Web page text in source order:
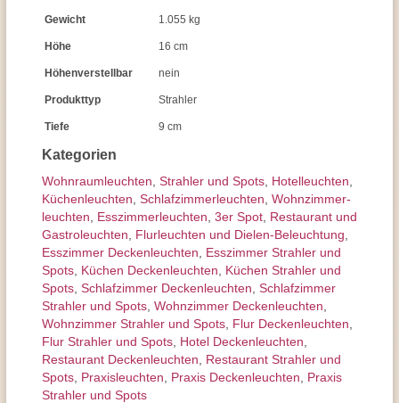
Kategorien
Wohnraum­leuchten Strahler und Spots Hotelleuchten
Küchenleuchten Schlafzimmer­leuchten Wohnzimmer­
leuchten
Esszimmer­­leuchten 3er Spot Restaurant und
Gastroleuchten
Flurleuchten und Dielen-Beleuchtung
Esszimmer Deckenleuchten
Esszimmer Strahler und
Spots Küchen Deckenleuchten
Küchen Strahler und
Spots Schlafzimmer Deckenleuchten Schlafzimmer
Strahler und Spots Wohnzimmer Deckenleuchten
Wohnzimmer Strahler und Spots Flur Deckenleuchten
Flur Strahler und Spots Hotel Deckenleuchten
Restaurant Deckenleuchten
Restaurant Strahler und
Spots Praxisleuchten Praxis Deckenleuchten
Praxis
Strahler und Spots
Gewicht 1.055 kg
Höhe 16 cm
Höhenverstellbar nein
Produkttyp Strahler
Tiefe 9 cm